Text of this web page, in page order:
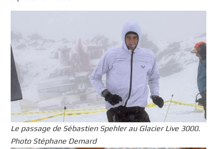
Le passage de Sébastien Spehler au Glacier Live 3000.
Photo Stéphane Demard